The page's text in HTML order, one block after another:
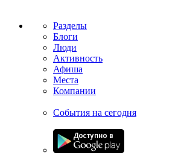
Разделы
Блоги
Люди
Активность
Афиша
Места
Компании
События на сегодня